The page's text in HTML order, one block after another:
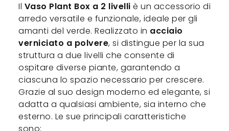
Il Vaso Plant Box a 2 livelli è un accessorio di
arredo versatile e funzionale, ideale per gli
amanti del verde. Realizzato in acciaio
verniciato a polvere, si distingue per la sua
struttura a due livelli che consente di
ospitare diverse piante, garantendo a
ciascuna lo spazio necessario per crescere.
Grazie al suo design moderno ed elegante, si
adatta a qualsiasi ambiente, sia interno che
esterno. Le sue principali caratteristiche